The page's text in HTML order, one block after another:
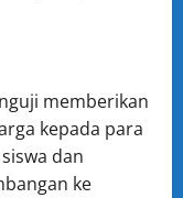
memberikan
kepada para
dan
ke